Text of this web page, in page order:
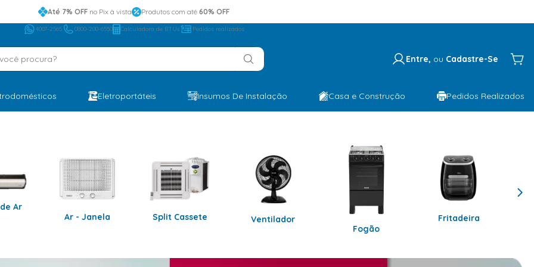
Até 7% OFFno Pix à vista Produtos com até 60% OFF
4007-2565 0800-200-6550 Calculadora de BTUs Pedidos realizados
procura?
Entre, ou Cadastre-Se
Eletroportáteis Insumos De Instalação Casa e Construção Pedidos Realizados
Ar
Ar - Janela
Split Cassete
Ventilador
Fogão
Fritadeira